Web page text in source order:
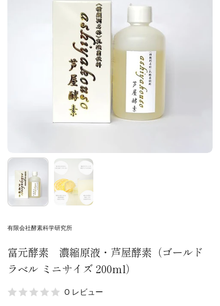
有限会社酵素科学研究所
富元酵素 濃縮原液・芦屋酵素（ゴールド
ラベル ミニサイズ 200ml）
0 レビュー